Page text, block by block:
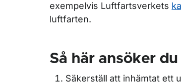
exempelvis Luftfartsverkets
luftfarten.
Så här ansöker du
Säkerställ att inhämtat ett